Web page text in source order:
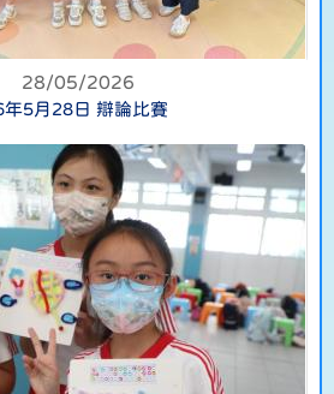
28/05/2026
年5月28日 辯論比賽